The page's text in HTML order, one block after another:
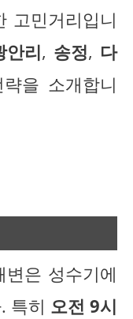
고민거리입니
안리, 송정, 다
을 소개합니
은 성수기에
특히 오전 9시